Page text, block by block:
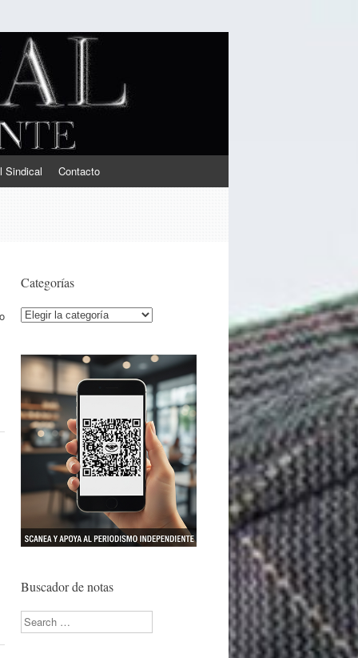
Sindical Contacto
Categorías
Categorías
Buscador de notas
Search